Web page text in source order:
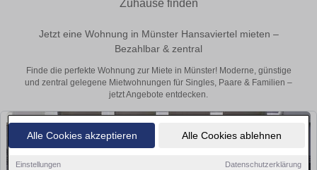
Alle Cookies akzeptieren Alle Cookies ablehnen
Einstellungen Datenschutzerklärung
Zuhause finden
Jetzt eine Wohnung in Münster Hansaviertel mieten –
Bezahlbar & zentral
Finde die perfekte Wohnung zur Miete in Münster! Moderne, günstige
und zentral gelegene Mietwohnungen für Singles, Paare & Familien –
jetzt Angebote entdecken.